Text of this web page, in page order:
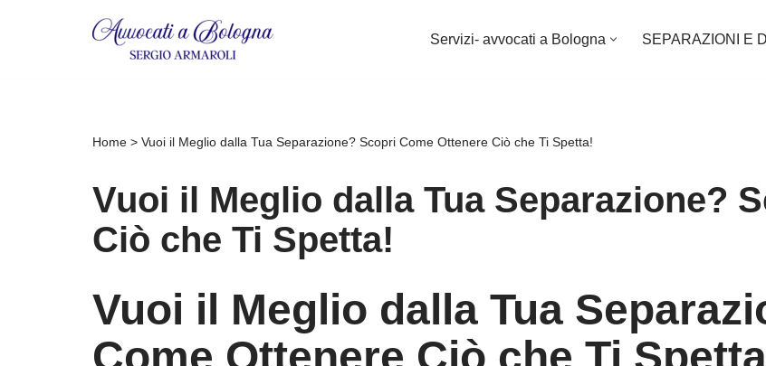
Servizi- avvocati a Bologna SEPARAZIONI E
Home > Vuoi il Meglio dalla Tua Separazione? Scopri Come Ottenere Ciò che Ti Spetta!
Vuoi il Meglio dalla Tua Separazione?
Ciò che Ti Spetta!
Vuoi il Meglio dalla Tua